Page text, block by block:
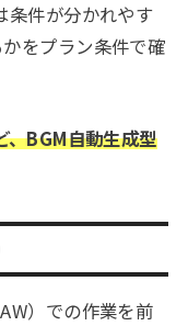
条件が分かれやす
をプラン条件で確
BGM自動生成型
）での作業を前